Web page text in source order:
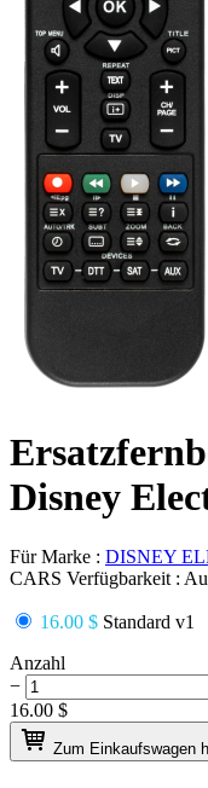
Disney
Für Marke : DISNEY
CARS Verfügbarkeit :
16.00 $ Standard v1
Anzahl
−
16.00 $
Zum Einkaufswagen